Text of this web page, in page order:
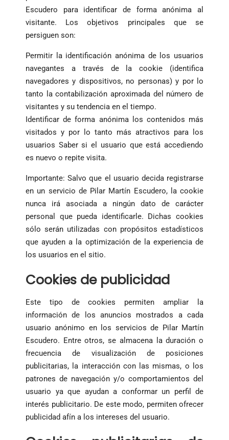
Escudero para identificar de forma anónima al
visitante. Los objetivos principales que se
persiguen son:
Permitir la identificación anónima de los usuarios
navegantes a través de la cookie (identifica
navegadores y dispositivos, no personas) y por lo
tanto la contabilización aproximada del número de
visitantes y su tendencia en el tiempo.
Identificar de forma anónima los contenidos más
visitados y por lo tanto más atractivos para los
usuarios Saber si el usuario que está accediendo
es nuevo o repite visita.
Importante: Salvo que el usuario decida registrarse
en un servicio de Pilar Martín Escudero, la cookie
nunca irá asociada a ningún dato de carácter
personal que pueda identificarle. Dichas cookies
sólo serán utilizadas con propósitos estadísticos
que ayuden a la optimización de la experiencia de
los usuarios en el sitio.
Cookies de publicidad
Este tipo de cookies permiten ampliar la
información de los anuncios mostrados a cada
usuario anónimo en los servicios de Pilar Martín
Escudero. Entre otros, se almacena la duración o
frecuencia de visualización de posiciones
publicitarias, la interacción con las mismas, o los
patrones de navegación y/o comportamientos del
usuario ya que ayudan a conformar un perfil de
interés publicitario. De este modo, permiten ofrecer
publicidad afín a los intereses del usuario.